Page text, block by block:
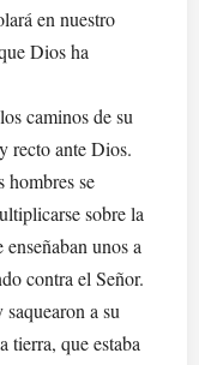
en nuestro
Dios ha
caminos de su
recto ante Dios.
hombres se
sobre la
unos a
contra el Señor.
a su
tierra, que estaba